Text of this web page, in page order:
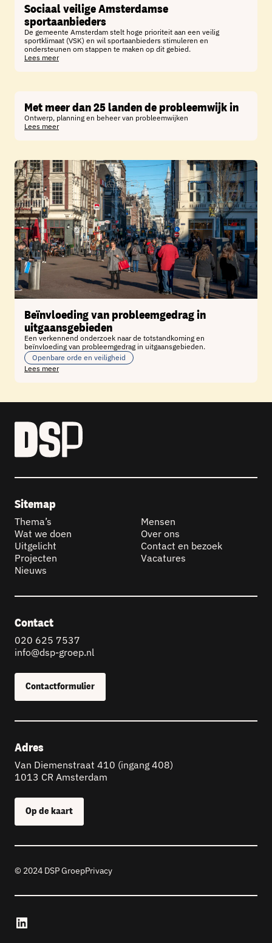
Sociaal veilige Amsterdamse
sportaanbieders
De gemeente Amsterdam stelt hoge prioriteit aan een veilig
sportklimaat (VSK) en wil sportaanbieders stimuleren en
ondersteunen om stappen te maken op dit gebied.
Lees meer
Met meer dan 25 landen de probleemwijk in
Ontwerp, planning en beheer van probleemwijken
Lees meer
Beïnvloeding van probleemgedrag in
uitgaansgebieden
Een verkennend onderzoek naar de totstandkoming en
beïnvloeding van probleemgedrag in uitgaansgebieden.
Openbare orde en veiligheid
Lees meer
Sitemap
Thema’s
Wat we doen
Uitgelicht
Projecten
Nieuws
Mensen
Over ons
Contact en bezoek
Vacatures
Contact
020 625 7537
info@dsp-groep.nl
Contactformulier
Adres
Van Diemenstraat 410 (ingang 408)
1013 CR Amsterdam
Op de kaart
© 2024 DSP GroepPrivacy